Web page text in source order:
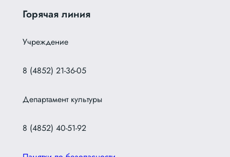
Горячая линия
Учреждение
8 (4852) 21-36-05
Департамент культуры
8 (4852) 40-51-92